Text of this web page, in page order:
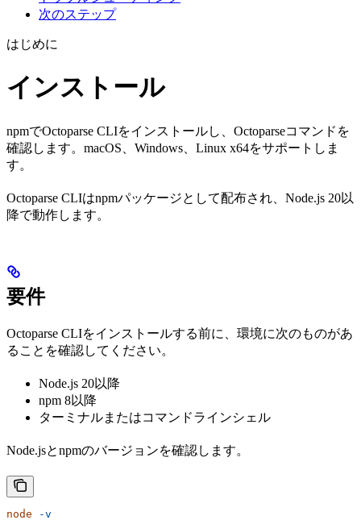
次のステップ
はじめに
インストール
npmでOctoparse CLIをインストールし、Octoparseコマンドを
確認します。macOS、Windows、Linux x64をサポートしま
す。
Octoparse CLIはnpmパッケージとして配布され、Node.js 20以
降で動作します。
要件
Octoparse CLIをインストールする前に、環境に次のものがあ
ることを確認してください。
Node.js 20以降
npm 8以降
ターミナルまたはコマンドラインシェル
Node.jsとnpmのバージョンを確認します。
node -v